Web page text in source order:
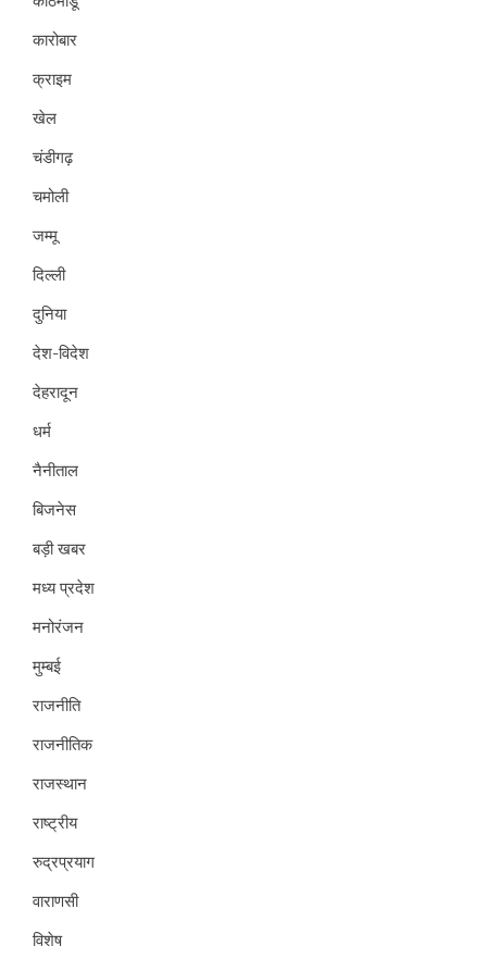
कारोबार
क्राइम
खेल
चंडीगढ़
चमोली
जम्मू
दिल्ली
दुनिया
देश-विदेश
देहरादून
धर्म
नैनीताल
बिजनेस
बड़ी खबर
मध्य प्रदेश
मनोरंजन
मुम्बई
राजनीति
राजनीतिक
राजस्थान
राष्ट्रीय
रुद्रप्रयाग
वाराणसी
विशेष